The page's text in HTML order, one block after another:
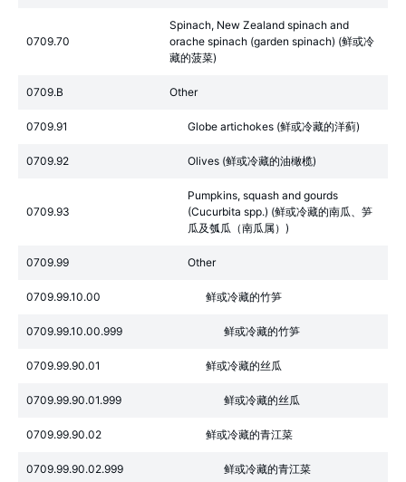
0709.70
Spinach, New Zealand spinach and
orache spinach (garden spinach) (鲜或冷
藏的菠菜)
0709.B Other
0709.91 Globe artichokes (鲜或冷藏的洋蓟)
0709.92 Olives (鲜或冷藏的油橄榄)
0709.93
Pumpkins, squash and gourds
(Cucurbita spp.) (鲜或冷藏的南瓜、笋
瓜及瓠瓜（南瓜属）)
0709.99 Other
0709.99.10.00 鲜或冷藏的竹笋
0709.99.10.00.999 鲜或冷藏的竹笋
0709.99.90.01 鲜或冷藏的丝瓜
0709.99.90.01.999 鲜或冷藏的丝瓜
0709.99.90.02 鲜或冷藏的青江菜
0709.99.90.02.999 鲜或冷藏的青江菜